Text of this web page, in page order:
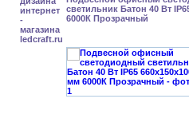
светильник Батон 40 Вт
6000К Прозрачный